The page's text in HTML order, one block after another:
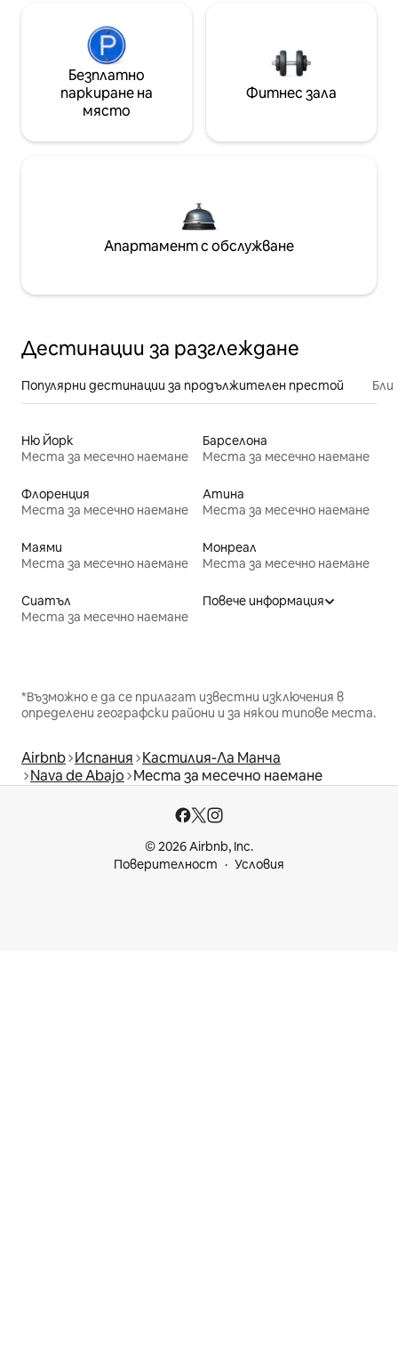
Безплатно
паркиране на
място
Фитнес зала
Апартамент с обслужване
Дестинации за разглеждане
Популярни дестинации за продължителен престой
Ню Йорк
Места за месечно наемане
Барселона
Места за месечно наемане
Флоренция
Места за месечно наемане
Атина
Места за месечно наемане
Маями
Места за месечно наемане
Монреал
Места за месечно наемане
Сиатъл
Места за месечно наемане
Повече информация
*Възможно е да се прилагат известни изключения в
определени географски райони и за някои типове места.
Airbnb Испания Кастилия-Ла Манча
Nava de Abajo Места за месечно наемане
© 2026 Airbnb, Inc.
Поверителност
Условия